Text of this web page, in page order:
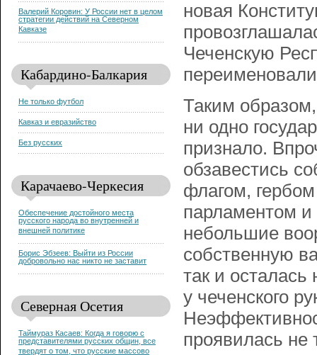
Валерий Коровин: У России нет в целом
стратегии действий на Северном
Кавказе
Кабардино-Балкария
Не только футбол
Кавказ и евразийство
Без русских
Карачаево-Черкесия
Обеспечение достойного места
русского народа во внутренней и
внешней политике
Борис Эбзеев: Выйти из России
добровольно нас никто не заставит
Северная Осетия
Таймураз Касаев: Когда я говорю с
представителями русских общин, все
твердят о том, что русские массово
новая
Чеченскую
Таким
ни одно
признало.
обзавестись
флагом,
парламентом и
небольшие
собственную
так и осталась
у чеченского
проявилась не